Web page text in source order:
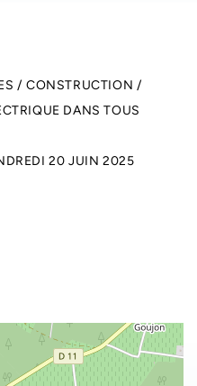
/ CONSTRUCTION /
DANS TOUS
20 JUIN 2025